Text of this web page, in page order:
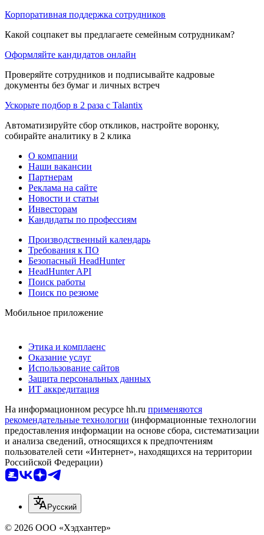
Корпоративная поддержка сотрудников
Какой соцпакет вы предлагаете семейным сотрудникам?
Оформляйте кандидатов онлайн
Проверяйте сотрудников и подписывайте кадровые
документы без бумаг и личных встреч
Ускорьте подбор в 2 раза с Talantix
Автоматизируйте сбор откликов, настройте воронку,
собирайте аналитику в 2 клика
О компании
Наши вакансии
Партнерам
Реклама на сайте
Новости и статьи
Инвесторам
Кандидаты по профессиям
Производственный календарь
Требования к ПО
Безопасный HeadHunter
HeadHunter API
Поиск работы
Поиск по резюме
Мобильное приложение
Этика и комплаенс
Оказание услуг
Использование сайтов
Защита персональных данных
ИТ аккредитация
На информационном ресурсе hh.ru применяются
рекомендательные технологии (информационные технологии
предоставления информации на основе сбора, систематизации
и анализа сведений, относящихся к предпочтениям
пользователей сети «Интернет», находящихся на территории
Российской Федерации)
Русский
© 2026 ООО «Хэдхантер»